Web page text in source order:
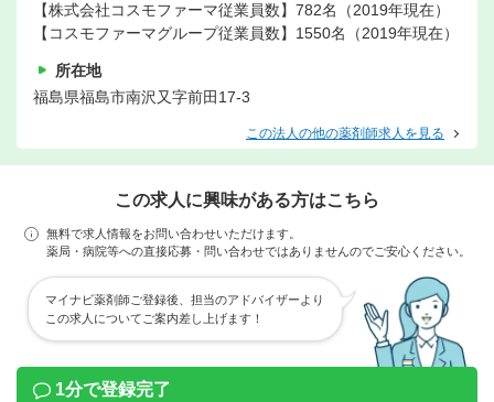
【株式会社コスモファーマ従業員数】782名（2019年現在）
【コスモファーマグループ従業員数】1550名（2019年現在）
所在地
福島県福島市南沢又字前田17-3
この法人の他の薬剤師求人を見る
この求人に興味がある方はこちら
無料で求人情報をお問い合わせいただけます。
薬局・病院等への直接応募・問い合わせではありませんのでご安心ください。
マイナビ薬剤師ご登録後、担当のアドバイザーより
この求人についてご案内差し上げます！
1分で登録完了